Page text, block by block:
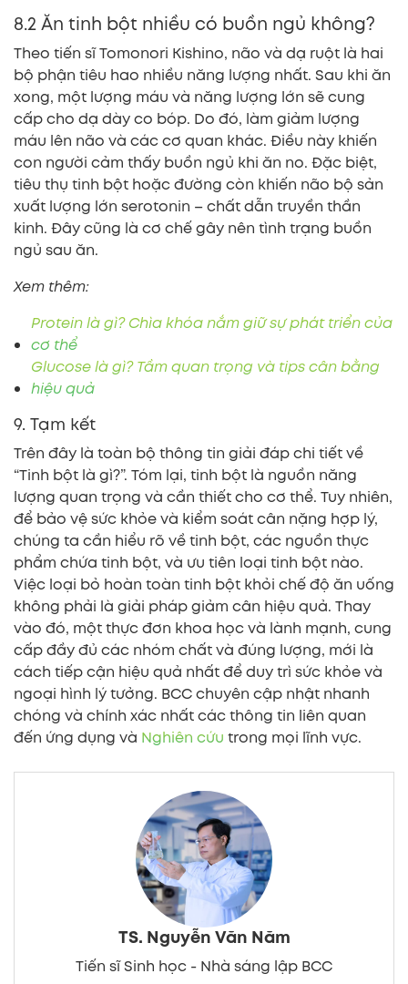
8.2 Ăn tinh bột nhiều có buồn ngủ không?
Theo tiến sĩ Tomonori Kishino, não và dạ ruột là hai
bộ phận tiêu hao nhiều năng lượng nhất. Sau khi ăn
xong, một lượng máu và năng lượng lớn sẽ cung
cấp cho dạ dày co bóp. Do đó, làm giảm lượng
máu lên não và các cơ quan khác. Điều này khiến
con người cảm thấy buồn ngủ khi ăn no. Đặc biệt,
tiêu thụ tinh bột hoặc đường còn khiến não bộ sản
xuất lượng lớn serotonin – chất dẫn truyền thần
kinh. Đây cũng là cơ chế gây nên tình trạng buồn
ngủ sau ăn.
Xem thêm:
Protein là gì? Chìa khóa nắm giữ sự phát triển của
cơ thể
Glucose là gì? Tầm quan trọng và tips cân bằng
hiệu quả
9. Tạm kết
Trên đây là toàn bộ thông tin giải đáp chi tiết về
“Tinh bột là gì?”. Tóm lại, tinh bột là nguồn năng
lượng quan trọng và cần thiết cho cơ thể. Tuy nhiên,
để bảo vệ sức khỏe và kiểm soát cân nặng hợp lý,
chúng ta cần hiểu rõ về tinh bột, các nguồn thực
phẩm chứa tinh bột, và ưu tiên loại tinh bột nào.
Việc loại bỏ hoàn toàn tinh bột khỏi chế độ ăn uống
không phải là giải pháp giảm cân hiệu quả. Thay
vào đó, một thực đơn khoa học và lành mạnh, cung
cấp đầy đủ các nhóm chất và đúng lượng, mới là
cách tiếp cận hiệu quả nhất để duy trì sức khỏe và
ngoại hình lý tưởng. BCC chuyên cập nhật nhanh
chóng và chính xác nhất các thông tin liên quan
đến ứng dụng và Nghiên cứu trong mọi lĩnh vực.
TS. Nguyễn Văn Năm
Tiến sĩ Sinh học - Nhà sáng lập BCC